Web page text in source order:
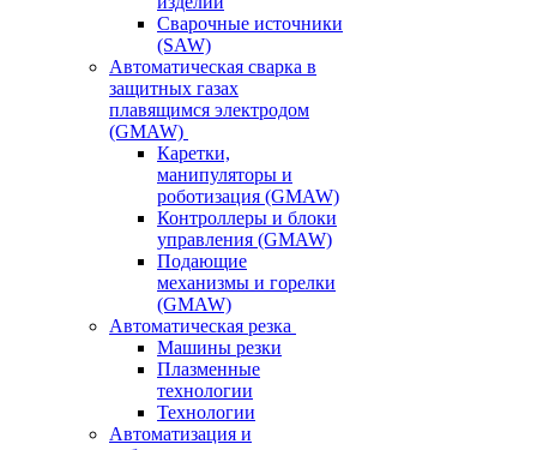
Сварочные источники
(SAW)
Автоматическая сварка в
защитных газах
плавящимся электродом
(GMAW)
Каретки,
манипуляторы и
роботизация (GMAW)
Контроллеры и блоки
управления (GMAW)
Подающие
механизмы и горелки
(GMAW)
Автоматическая резка
Машины резки
Плазменные
технологии
Технологии
Автоматизация и